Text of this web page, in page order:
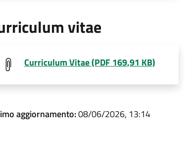
vitae
Curriculum Vitae (PDF 169,91 KB)
aggiornamento:08/06/2026, 13:14